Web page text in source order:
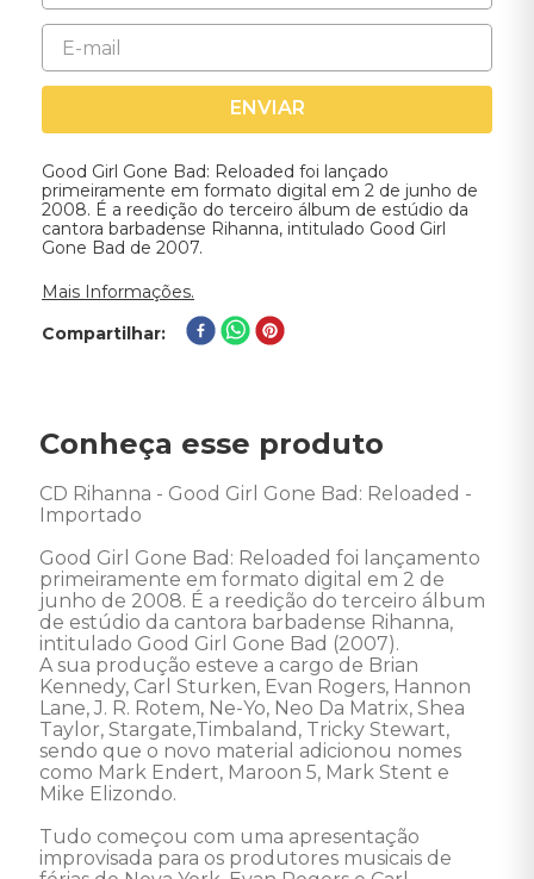
ENVIAR
Good Girl Gone Bad: Reloaded foi lançado
primeiramente em formato digital em 2 de junho de
2008. É a reedição do terceiro álbum de estúdio da
cantora barbadense Rihanna, intitulado Good Girl
Gone Bad de 2007.
Mais Informações.
Compartilhar
Conheça esse produto
CD Rihanna - Good Girl Gone Bad: Reloaded -
Importado
Good Girl Gone Bad: Reloaded foi lançamento
primeiramente em formato digital em 2 de
junho de 2008. É a reedição do terceiro álbum
de estúdio da cantora barbadense Rihanna,
intitulado Good Girl Gone Bad (2007).
A sua produção esteve a cargo de Brian
Kennedy, Carl Sturken, Evan Rogers, Hannon
Lane, J. R. Rotem, Ne-Yo, Neo Da Matrix, Shea
Taylor, Stargate,Timbaland, Tricky Stewart,
sendo que o novo material adicionou nomes
como Mark Endert, Maroon 5, Mark Stent e
Mike Elizondo.
Tudo começou com uma apresentação
improvisada para os produtores musicais de